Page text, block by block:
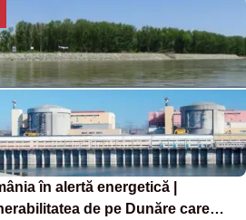
în alertă energetică |
de pe Dunăre care